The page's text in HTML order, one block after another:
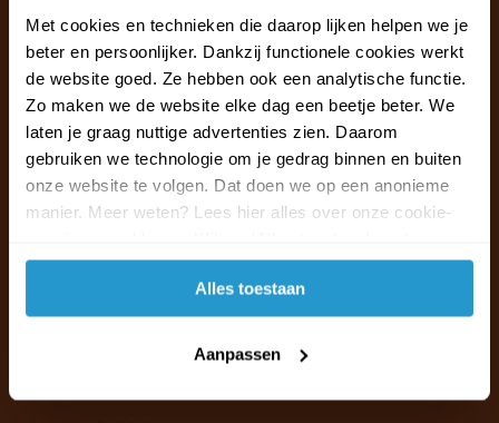
Met cookies en technieken die daarop lijken helpen we je
beter en persoonlijker. Dankzij functionele cookies werkt
de website goed. Ze hebben ook een analytische functie.
Zo maken we de website elke dag een beetje beter. We
laten je graag nuttige advertenties zien. Daarom
gebruiken we technologie om je gedrag binnen en buiten
onze website te volgen. Dat doen we op een anonieme
manier. Meer weten? Lees hier alles over onze cookie-
accepteren.
Alles toestaan
Aanpassen
Klantenservice & FAQ
Wij staan voor u klaar.
Ma t/m vr van 09:30 - 16:00 telefonisch
+31 (0)13 785 62 41
info@jouwoutlet.nl